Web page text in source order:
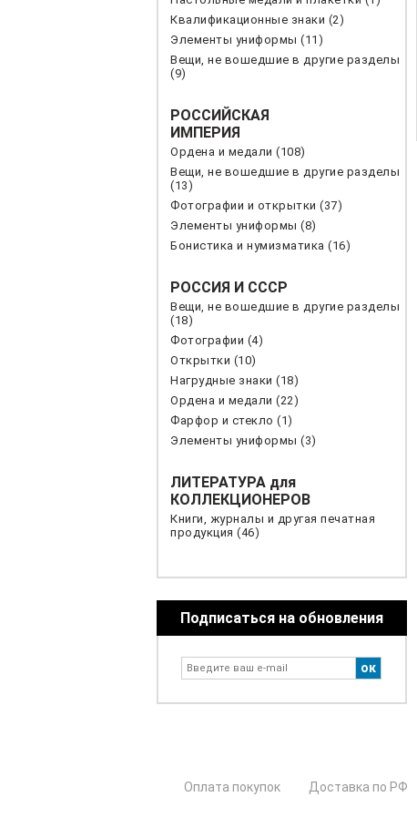
Квалификационные знаки (2)
Элементы униформы (11)
Вещи, не вошедшие в другие разделы
(9)
РОССИЙСКАЯ
ИМПЕРИЯ
Ордена и медали (108)
Вещи, не вошедшие в другие разделы
(13)
Фотографии и открытки (37)
Элементы униформы (8)
Бонистика и нумизматика (16)
РОССИЯ И СССР
Вещи, не вошедшие в другие разделы
(18)
Фотографии (4)
Открытки (10)
Нагрудные знаки (18)
Ордена и медали (22)
Фарфор и стекло (1)
Элементы униформы (3)
ЛИТЕРАТУРА для
КОЛЛЕКЦИОНЕРОВ
Книги, журналы и другая печатная
продукция (46)
Подписаться на обновления
Оплата покупок Доставка по РФ